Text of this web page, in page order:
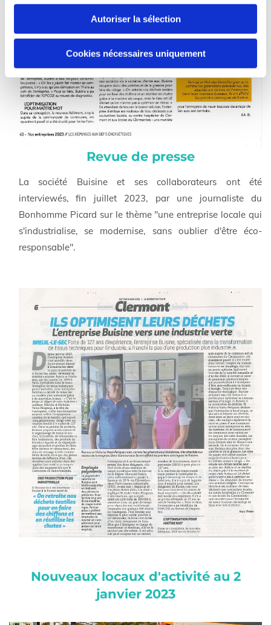
Autoriser la sélection
Cookies nécessaires uniquement
Revue de presse
La société Buisine et ses collaborateurs ont été
interviewés, fin juillet 2023, par une journaliste du
Bonhomme Picard sur le thème "une entreprise locale qui
s'industrialise, se modernise, sans oublier d'être éco-
responsable".
Nouveaux locaux d'activité au 2
janvier 2023